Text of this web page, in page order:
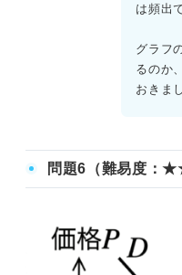
は頻出
グラフ
るのか
おきま
問題6（難易度